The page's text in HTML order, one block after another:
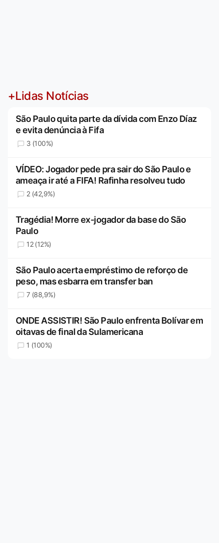
+Lidas Notícias
São Paulo quita parte da dívida com Enzo Díaz
e evita denúncia à Fifa
3 (100%)
VÍDEO: Jogador pede pra sair do São Paulo e
ameaça ir até a FIFA! Rafinha resolveu tudo
2 (42,9%)
Tragédia! Morre ex-jogador da base do São
Paulo
12 (12%)
São Paulo acerta empréstimo de reforço de
peso, mas esbarra em transfer ban
7 (88,9%)
ONDE ASSISTIR! São Paulo enfrenta Bolívar em
oitavas de final da Sulamericana
1 (100%)